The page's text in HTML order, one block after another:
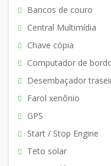
Bancos de couro
Central Multimídia
Chave cópia
Computador de
Desembaçador
Farol xenônio
GPS
Start / Stop Engine
Teto solar